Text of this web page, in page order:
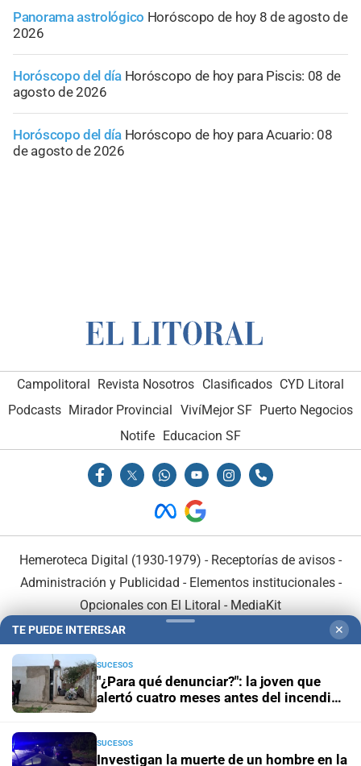
Panorama astrológico Horóscopo de hoy 8 de agosto de
2026
Horóscopo del día Horóscopo de hoy para Piscis: 08 de
agosto de 2026
Horóscopo del día Horóscopo de hoy para Acuario: 08
de agosto de 2026
Campolitoral Revista Nosotros Clasificados CYD Litoral
Podcasts Mirador Provincial VivíMejor SF Puerto Negocios
Notife Educacion SF
Hemeroteca Digital (1930-1979) - Receptorías de avisos -
Administración y Publicidad - Elementos institucionales-
Opcionales con El Litoral - MediaKit
En Asociación con:
TE PUEDE INTERESAR ✕
SUCESOS
"¿Para qué denunciar?": la joven que
alertó cuatro meses antes del incendio
SUCESOS
Investigan la muerte de un hombre en la